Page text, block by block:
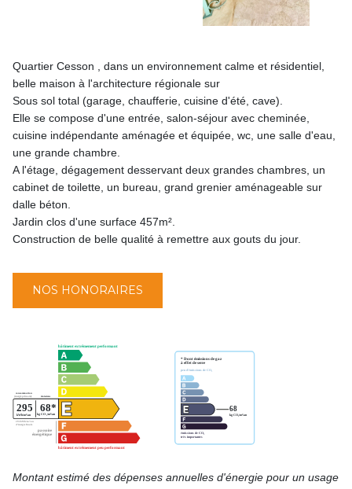
Quartier Cesson , dans un environnement calme et résidentiel,
belle maison à l'architecture régionale sur
Sous sol total (garage, chaufferie, cuisine d'été, cave).
Elle se compose d'une entrée, salon-séjour avec cheminée,
cuisine indépendante aménagée et équipée, wc, une salle d'eau,
une grande chambre.
A l'étage, dégagement desservant deux grandes chambres, un
cabinet de toilette, un bureau, grand grenier aménageable sur
dalle béton.
Jardin clos d'une surface 457m².
Construction de belle qualité à remettre aux gouts du jour.
NOS HONORAIRES
Montant estimé des dépenses annuelles d'énergie pour un usage